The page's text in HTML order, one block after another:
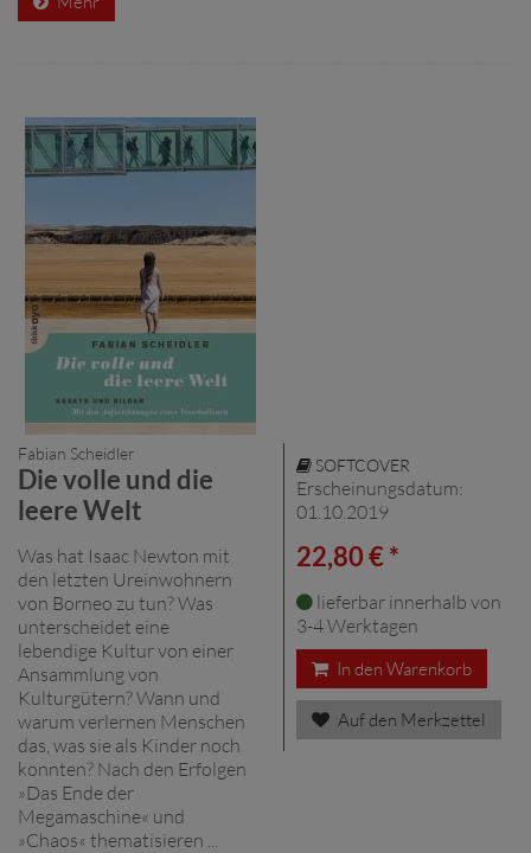
Fabian Scheidler
Die volle und die
leere Welt
Was hat Isaac Newton mit
den letzten Ureinwohnern
von Borneo zu tun? Was
unterscheidet eine
lebendige Kultur von einer
Ansammlung von
Kulturgütern? Wann und
warum verlernen Menschen
das, was sie als Kinder noch
konnten? Nach den Erfolgen
»Das Ende der
Megamaschine« und
»Chaos« thematisieren ...
SOFTCOVER
Erscheinungsdatum:
01.10.2019
22,80 € *
lieferbar innerhalb von
3-4 Werktagen
In den Warenkorb
Auf den Merkzettel